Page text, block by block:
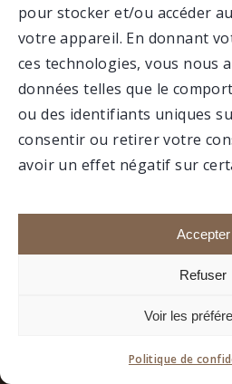
pour stocker et/ou accéder
votre appareil. En donnant
ces technologies, vous nous
données telles que le
ou des identifiants uniques
consentir ou retirer votre
avoir un effet négatif sur
Accepter
Refuser
Voir les
Politique de
VALCARTIER
MUSÉE
Faire un don